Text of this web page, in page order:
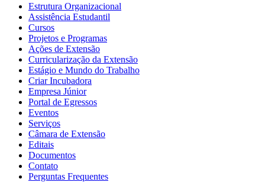
Estrutura Organizacional
Assistência Estudantil
Cursos
Projetos e Programas
Ações de Extensão
Curricularização da Extensão
Estágio e Mundo do Trabalho
Criar Incubadora
Empresa Júnior
Portal de Egressos
Eventos
Serviços
Câmara de Extensão
Editais
Documentos
Contato
Perguntas Frequentes